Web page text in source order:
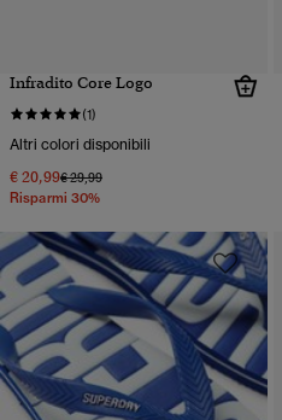
Infradito Core Logo
(1)
Altri colori disponibili
€ 20,99Prezzo ridotto da
€ 29,99a
Risparmi 30%